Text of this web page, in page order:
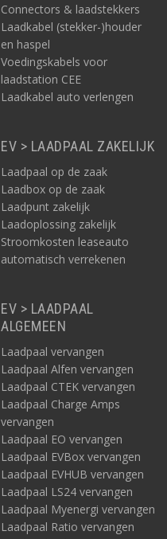
Connectors & laadstekkers
Laadkabel (stekker-)houder
en haspel
Voedingskabels voor
laadstation CEE
Laadkabel auto verlengen
EV > LAADPAAL ZAKELIJK
Laadpaal op de zaak
Laadbox op de zaak
Laadpunt zakelijk
Laadoplossing zakelijk
Stroomkosten leaseauto
automatisch verrekenen
EV > LAADPAAL
ALGEMEEN
Laadpaal vervangen
Laadpaal Alfen vervangen
Laadpaal CTEK vervangen
Laadpaal Charge Amps
vervangen
Laadpaal EO vervangen
Laadpaal EVBox vervangen
Laadpaal EVHUB vervangen
Laadpaal LS24 vervangen
Laadpaal Myenergi vervangen
Laadpaal Ratio vervangen